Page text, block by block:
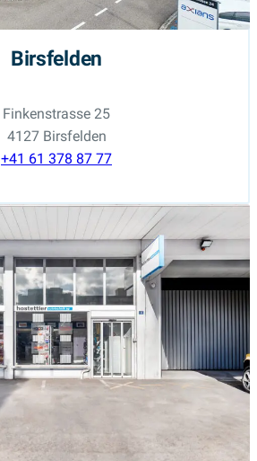
Birsfelden
Finkenstrasse 25
4127 Birsfelden
+41 61 378 87 77